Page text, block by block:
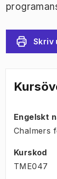
Skriv
Engelskt
Chalmers
Kurskod
TME047